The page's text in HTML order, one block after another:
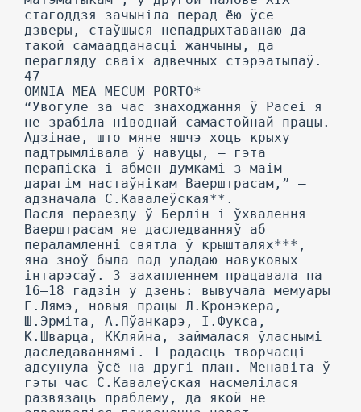
стагоддзя зачыніла перад ёю ўсе
дзверы, стаўшыся непадрыхтаванаю да
такой самаадданасці жанчыны, да
перагляду сваіх адвечных стэрэатыпаў.
47
OMNIA MEA MECUM PORTO*
“Увогуле за час знаходжання ў Расеі я
не зрабіла ніводнай самастойнай працы.
Адзінае, што мяне яшчэ хоць крыху
падтрымлівала ў навуцы, — гэта
перапіска і абмен думкамі з маім
дарагім настаўнікам Ваерштрасам,” —
адзначала С.Кавалеўская**.
Пасля пераезду ў Берлін і ўхвалення
Ваерштрасам яе даследванняў аб
пераламленні святла ў крышталях***,
яна зноў была пад уладаю навуковых
інтарэсаў. 3 захапленнем працавала па
16—18 гадзін у дзень: вывучала мемуары
Г.Лямэ, новыя працы Л.Кронэкера,
Ш.Эрміта, А.Пўанкарэ, І.Фукса,
К.Шварца, ККляйна, займалася ўласнымі
даследаваннямі. І радасць творчасці
адсунула ўсё на другі план. Менавіта ў
гэты час С.Кавалеўская насмелілася
развязаць праблему, да якой не